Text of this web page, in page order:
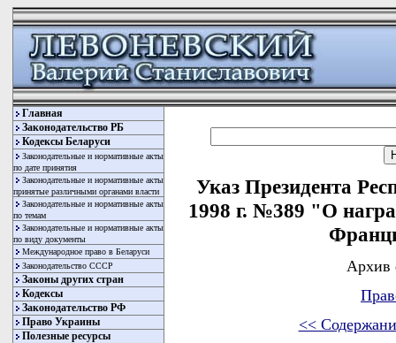
Главная
Законодательство РБ
Кодексы Беларуси
Законодательные и нормативные акты
по дате принятия
Законодательные и нормативные акты
принятые различными органами власти
Законодательные и нормативные акты
по темам
Законодательные и нормативные акты
по виду документы
Международное право в Беларуси
Законодательство СССР
Законы других стран
Кодексы
Законодательство РФ
Право Украины
Полезные ресурсы
Указ Президента
1998 г. №389 "О
Архив
<<